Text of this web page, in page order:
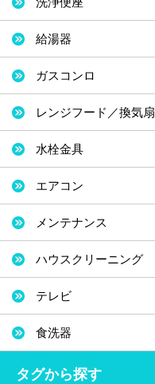
給湯器
ガスコンロ
レンジフード／換気扇
水栓金具
エアコン
メンテナンス
ハウスクリーニング
テレビ
食洗器
タグから探す